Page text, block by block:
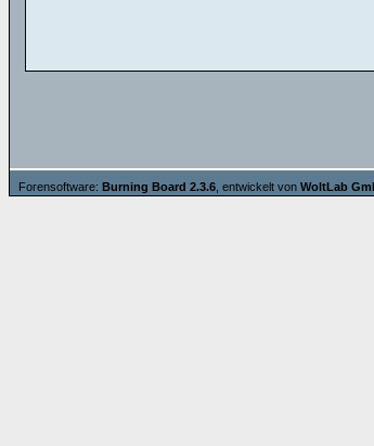
Forensoftware: Burning Board 2.3.6 , entwickelt von WoltLab